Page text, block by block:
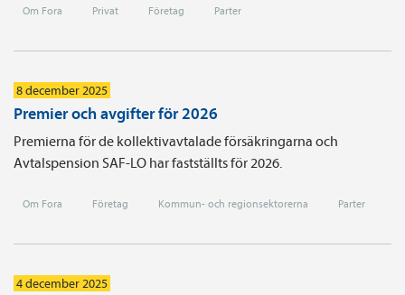
Om Fora Privat Företag Parter
8 december 2025
Premier och avgifter för 2026
Premierna för de kollektivavtalade försäkringarna och
Avtalspension SAF-LO har fastställts för 2026.
Om Fora Företag Kommun- och regionsektorerna Parter
4 december 2025